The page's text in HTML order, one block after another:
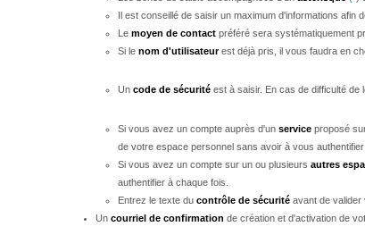
Il est conseillé de saisir un maximum d'informations afin
Le moyen de contact préféré sera systématiquement
Si le nom d'utilisateurest déjà pris, il vous faudra en
Un code de sécurité est à saisir. En cas de difficulté de
Si vous avez un compte auprès d'un service proposé
de votre espace personnel sans avoir à vous authentifier
Si vous avez un compte sur un ou plusieurs autres
authentifier à chaque fois.
Entrez le texte du contrôle de sécurité avant de valider
Un courriel de confirmation de création et d'activation de